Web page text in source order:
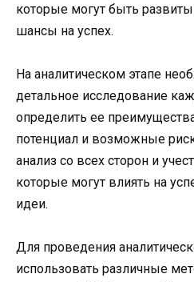
которые могут быть
шансы на успех.
На аналитическом этапе
детальное исследование
определить ее
потенциал и возможные
анализ со всех сторон и
которые могут влиять на
идеи.
Для проведения
использовать различные